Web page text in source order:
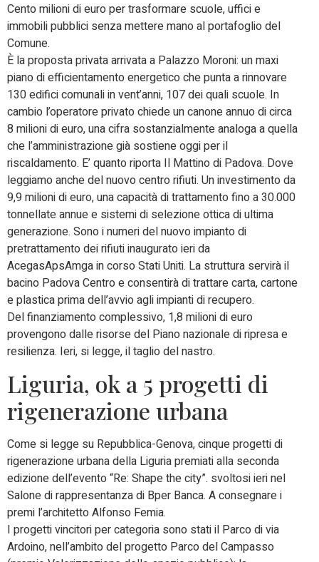
Cento milioni di euro per trasformare scuole, uffici e
immobili pubblici senza mettere mano al portafoglio del
Comune.
È la proposta privata arrivata a Palazzo Moroni: un maxi
piano di efficientamento energetico che punta a rinnovare
130 edifici comunali in vent’anni, 107 dei quali scuole. In
cambio l’operatore privato chiede un canone annuo di circa
8 milioni di euro, una cifra sostanzialmente analoga a quella
che l’amministrazione già sostiene oggi per il
riscaldamento. E’ quanto riporta Il Mattino di Padova. Dove
leggiamo anche del nuovo centro rifiuti. Un investimento da
9,9 milioni di euro, una capacità di trattamento fino a 30.000
tonnellate annue e sistemi di selezione ottica di ultima
generazione. Sono i numeri del nuovo impianto di
pretrattamento dei rifiuti inaugurato ieri da
AcegasApsAmga in corso Stati Uniti. La struttura servirà il
bacino Padova Centro e consentirà di trattare carta, cartone
e plastica prima dell’avvio agli impianti di recupero.
Del finanziamento complessivo, 1,8 milioni di euro
provengono dalle risorse del Piano nazionale di ripresa e
resilienza. Ieri, si legge, il taglio del nastro.
Liguria, ok a 5 progetti di
rigenerazione urbana
Come si legge su Repubblica-Genova, cinque progetti di
rigenerazione urbana della Liguria premiati alla seconda
edizione dell’evento “Re: Shape the city”. svoltosi ieri nel
Salone di rappresentanza di Bper Banca. A consegnare i
premi l’architetto Alfonso Femia.
I progetti vincitori per categoria sono stati il Parco di via
Ardoino, nell’ambito del progetto Parco del Campasso